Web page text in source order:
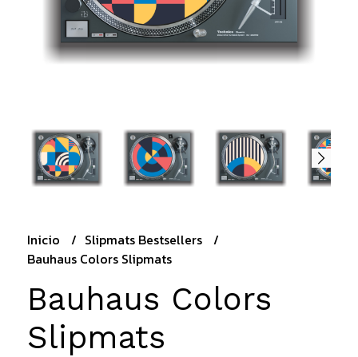
Inicio
Slipmats Bestsellers
Bauhaus Colors Slipmats
Bauhaus Colors
Slipmats